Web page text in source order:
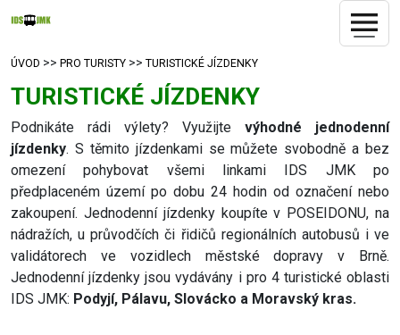
ÚVOD >> PRO TURISTY >> TURISTICKÉ JÍZDENKY
TURISTICKÉ JÍZDENKY
Podnikáte rádi výlety? Využijte výhodné jednodenní
jízdenky. S těmito jízdenkami se můžete svobodně a bez
omezení pohybovat všemi linkami IDS JMK po
předplaceném území po dobu 24 hodin od označení nebo
zakoupení. Jednodenní jízdenky koupíte v POSEIDONU, na
nádražích, u průvodčích či řidičů regionálních autobusů i ve
validátorech ve vozidlech městské dopravy v Brně.
Jednodenní jízdenky jsou vydávány i pro 4 turistické oblasti
IDS JMK: Podyjí, Pálavu, Slovácko a Moravský kras.